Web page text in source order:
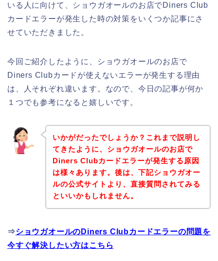
いる人に向けて、ショウガオールのお店でDiners Club
カードエラーが発生した時の対策をいくつか記事にさ
せていただきました。
今回ご紹介したように、ショウガオールのお店で
Diners Clubカードが使えないエラーが発生する理由
は、人それぞれ違います。なので、今日の記事が何か
１つでも参考になると嬉しいです。
いかがだったでしょうか？これまで説明し
てきたように、ショウガオールのお店で
Diners Clubカードエラーが発生する原因
は様々あります。後は、下記ショウガオー
ルの公式サイトより、直接質問されてみる
といいかもしれません。
⇒ショウガオールのDiners Clubカードエラーの問題を
今すぐ解決したい方はこちら